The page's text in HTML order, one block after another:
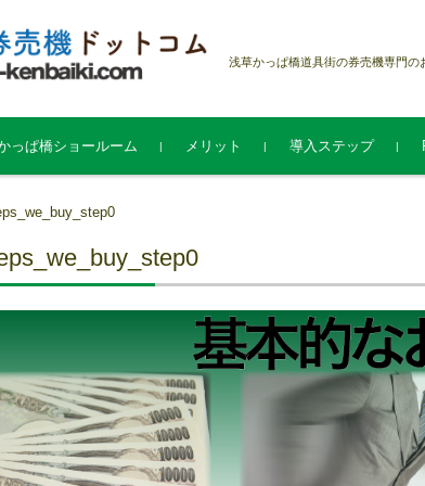
浅草かっぱ橋道具街の券売機専門の
っぱ橋ショールーム メリット 導入ステップ